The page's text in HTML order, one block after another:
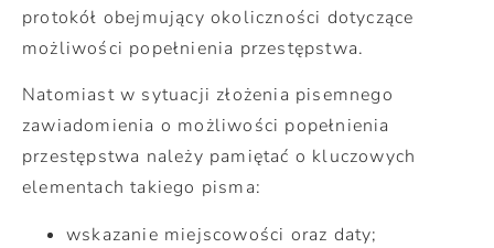
protokół obejmujący okoliczności dotyczące
możliwości popełnienia przestępstwa.
Natomiast w sytuacji złożenia pisemnego
zawiadomienia o możliwości popełnienia
przestępstwa należy pamiętać o kluczowych
elementach takiego pisma:
wskazanie miejscowości oraz daty;